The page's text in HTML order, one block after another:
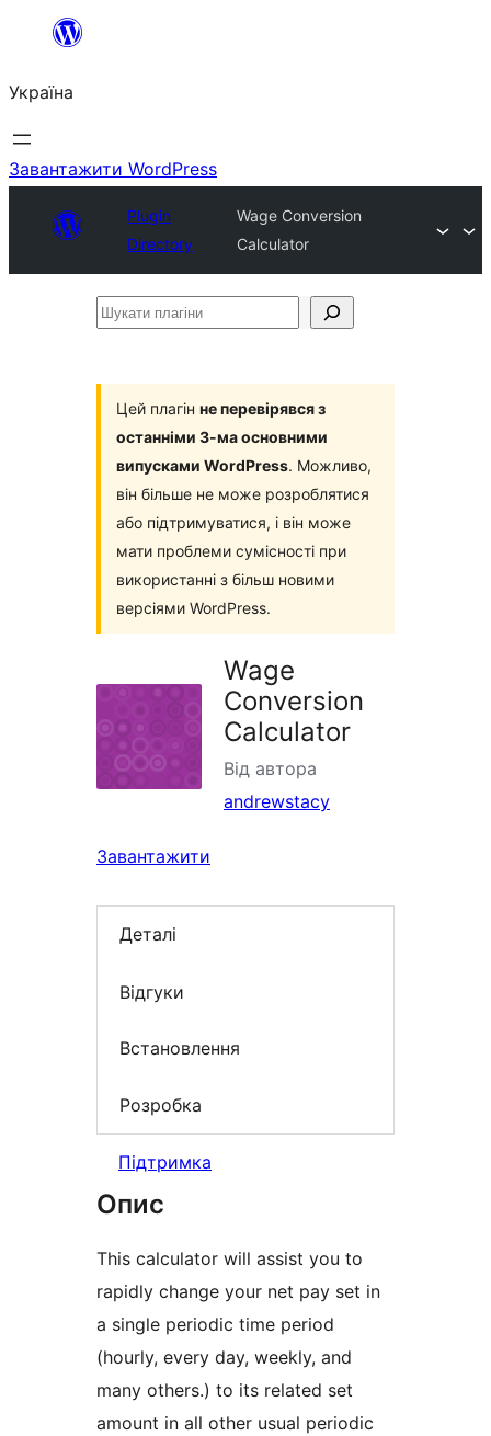
Перейти
вмісту
Україна
Завантажити WordPress
Plugin
Directory
Wage Conversion
Calculator
Шукати
Цей плагін не перевірявся з
останніми 3-ма основними
випусками WordPress. Можливо,
він більше не може розроблятися
або підтримуватися, і він може
мати проблеми сумісності при
використанні з більш новими
версіями WordPress.
Wage
Conversion
Calculator
Від автора
andrewstacy
Завантажити
Деталі
Відгуки
Встановлення
Розробка
Підтримка
Опис
This calculator will assist you to
rapidly change your net pay set in
a single periodic time period
(hourly, every day, weekly, and
many others.) to its related set
amount in all other usual periodic